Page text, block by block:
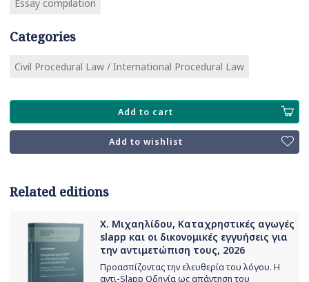
Essay compilation
Categories
Civil Procedural Law / International Procedural Law
Add to cart
Add to wishlist
Related editions
Χ. Μιχαηλίδου, Καταχρηστικές αγωγές
slapp και οι δικονομικές εγγυήσεις για
την αντιμετώπιση τους, 2026
Προασπίζοντας την ελευθερία του λόγου. Η
αντι-Slapp Οδηγία ως απάντηση του